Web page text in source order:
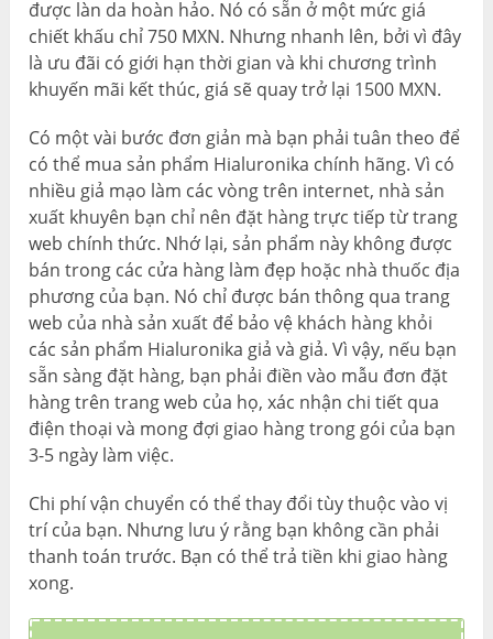
được làn da hoàn hảo. Nó có sẵn ở một mức giá
chiết khấu chỉ 750 MXN. Nhưng nhanh lên, bởi vì đây
là ưu đãi có giới hạn thời gian và khi chương trình
khuyến mãi kết thúc, giá sẽ quay trở lại 1500 MXN.
Có một vài bước đơn giản mà bạn phải tuân theo để
có thể mua sản phẩm Hialuronika chính hãng. Vì có
nhiều giả mạo làm các vòng trên internet, nhà sản
xuất khuyên bạn chỉ nên đặt hàng trực tiếp từ trang
web chính thức. Nhớ lại, sản phẩm này không được
bán trong các cửa hàng làm đẹp hoặc nhà thuốc địa
phương của bạn. Nó chỉ được bán thông qua trang
web của nhà sản xuất để bảo vệ khách hàng khỏi
các sản phẩm Hialuronika giả và giả. Vì vậy, nếu bạn
sẵn sàng đặt hàng, bạn phải điền vào mẫu đơn đặt
hàng trên trang web của họ, xác nhận chi tiết qua
điện thoại và mong đợi giao hàng trong gói của bạn
3-5 ngày làm việc.
Chi phí vận chuyển có thể thay đổi tùy thuộc vào vị
trí của bạn. Nhưng lưu ý rằng bạn không cần phải
thanh toán trước. Bạn có thể trả tiền khi giao hàng
xong.